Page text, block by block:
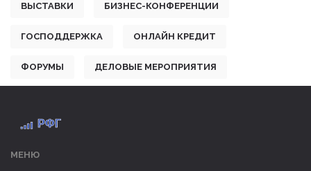
ВЫСТАВКИ БИЗНЕС-КОНФЕРЕНЦИИ
ГОСПОДДЕРЖКА ОНЛАЙН КРЕДИТ
ФОРУМЫ ДЕЛОВЫЕ МЕРОПРИЯТИЯ
МЕНЮ